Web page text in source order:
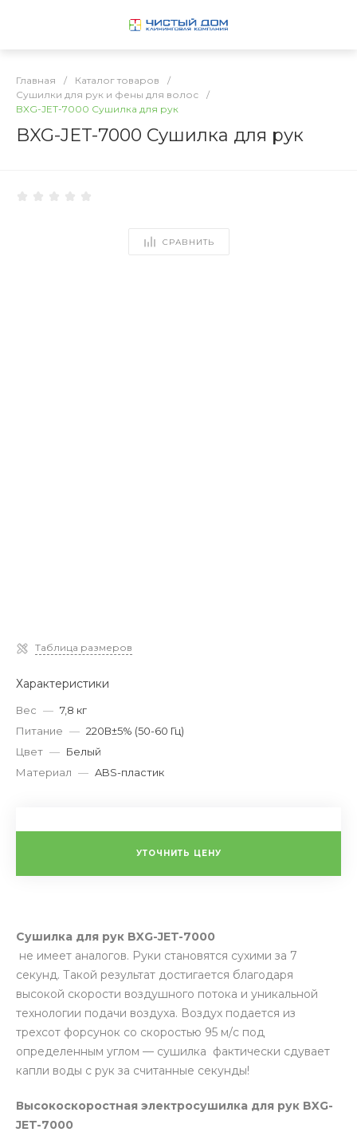
Главная / Каталог товаров
/
Сушилки для рук и фены для волос
/
BXG-JET-7000 Сушилка для рук
BXG-JET-7000 Сушилка для рук
СРАВНИТЬ
Таблица размеров
Характеристики
Вес — 7,8 кг
Питание — 220В±5% (50-60 Гц)
Цвет — Белый
Материал — ABS-пластик
УТОЧНИТЬ ЦЕНУ
Сушилка для рук BXG-JET-7000
не имеет аналогов. Руки становятся сухими за 7
секунд. Такой результат достигается благодаря
высокой скорости воздушного потока и уникальной
технологии подачи воздуха. Воздух подается из
трехсот форсунок со скоростью 95 м/с под
определенным углом — сушилка фактически сдувает
капли воды с рук за считанные секунды!
Высокоскоростная электросушилка для рук BXG-
JET-7000